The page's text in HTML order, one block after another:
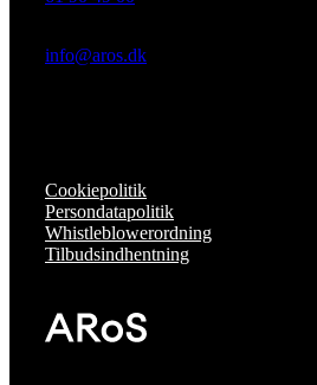
info@aros.dk
Cookiepolitik
Persondatapolitik
Whistleblowerordning
Tilbudsindhentning